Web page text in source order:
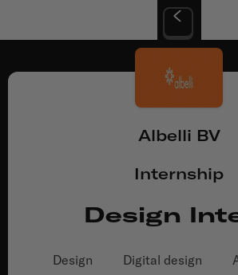
Albelli BV
Internship
Design
Design Digital design